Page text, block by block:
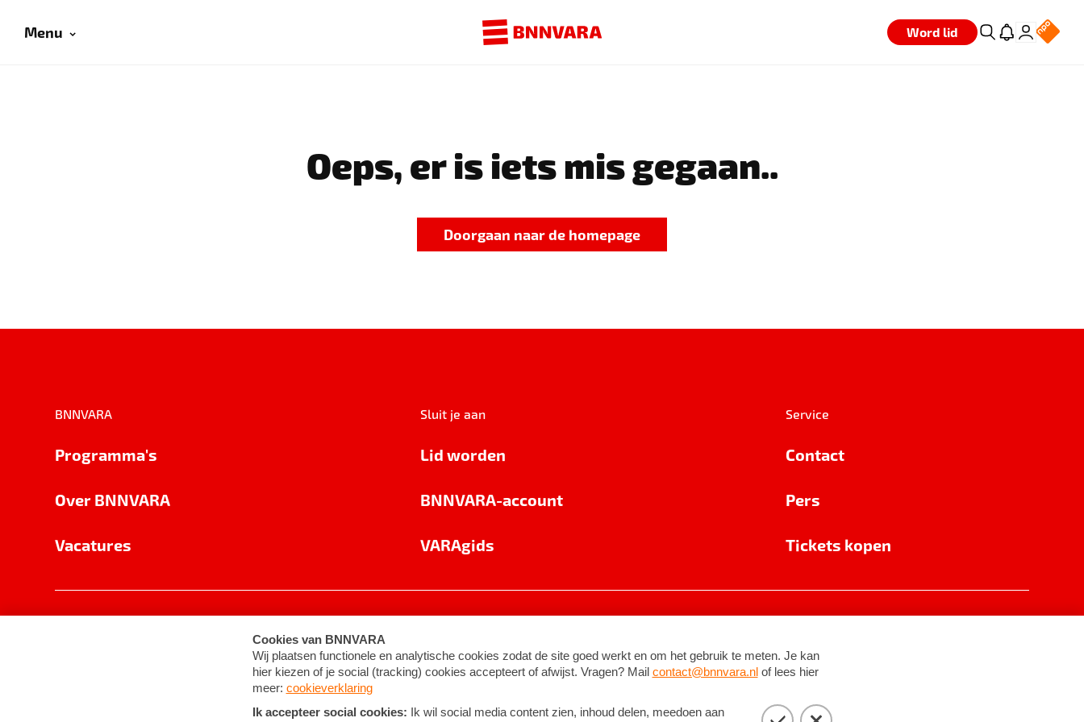
Menu Word lid
Oeps, er is iets mis gegaan..
Doorgaan naar de homepage
BNNVARA
Programma's
Over BNNVARA
Vacatures
Sluit je aan
Lid worden
BNNVARA-account
VARAgids
Service
Contact
Pers
Tickets kopen
Cookie-instellingen Algemene voorwaarden ©2026BNNVARA